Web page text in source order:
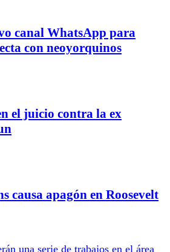
canal WhatsApp para
con neoyorquinos
el juicio contra la ex
causa apagón en Roosevelt